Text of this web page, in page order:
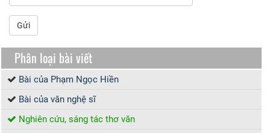
Gửi
Phân loại bài viết
Bài của Phạm Ngọc Hiền
Bài của văn nghệ sĩ
Nghiên cứu, sáng tác thơ văn